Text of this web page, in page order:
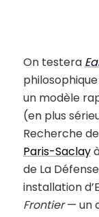
On testera
un modèle
(en plus
Recherche
Paris-Saclay
de La
installation
Frontier— un